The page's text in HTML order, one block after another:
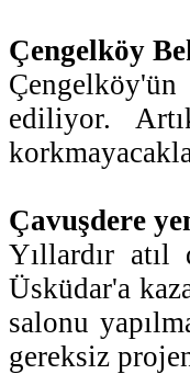
Çengelköy
ediliyor.
Çavuşdere
Yıllardır atıl
Üsküdar'a
salonu
gereksiz